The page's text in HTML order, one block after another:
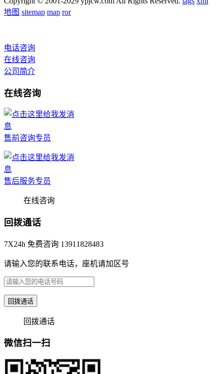
地图 sitemap map ror
电话咨询
在线咨询
公司简介
在线咨询
售前咨询专员
售后服务专员
在线咨询
回拨通话
7X24h 免费咨询 13911828483
请输入您的联系电话，座机请加区号
回拨通话
回拨通话
微信扫一扫